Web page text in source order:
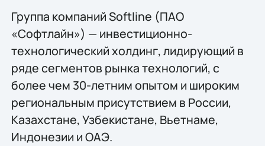
Группа компаний Softline (ПАО
«Софтлайн») — инвестиционно-
технологический холдинг, лидирующий в
ряде сегментов рынка технологий, c
более чем 30-летним опытом и широким
региональным присутствием в России,
Казахстане, Узбекистане, Вьетнаме,
Индонезии и ОАЭ.